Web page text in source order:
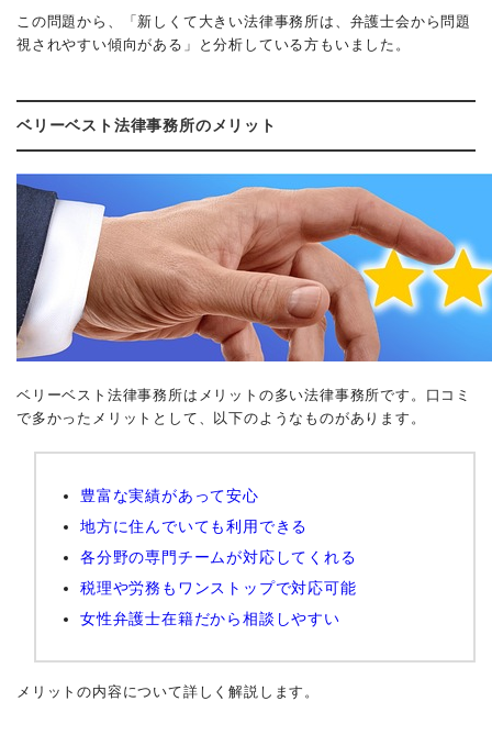
この問題から、「新しくて大きい法律事務所は、弁護士会から問題
視されやすい傾向がある」と分析している方もいました。
ベリーベスト法律事務所のメリット
ベリーベスト法律事務所はメリットの多い法律事務所です。口コミ
で多かったメリットとして、以下のようなものがあります。
豊富な実績があって安心
地方に住んでいても利用できる
各分野の専門チームが対応してくれる
税理や労務もワンストップで対応可能
女性弁護士在籍だから相談しやすい
メリットの内容について詳しく解説します。